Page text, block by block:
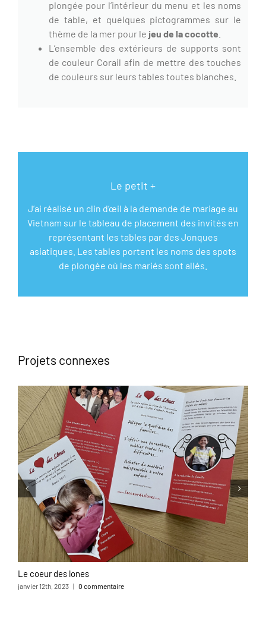
plongée pour l’intérieur du menu et les noms
de table, et quelques pictogrammes sur le
thème de la mer pour le jeu de la cocotte
L’ensemble des extérieurs de supports sont
de couleur Corailafin de mettre des touches
de couleurs sur leurs tables toutes blanches.
Le petit +
J’ai réalisé un clin d’œil à la demande de mariage au
Vietnam sur le tableau de placement des invités en
représentant les tables par des Jonques
asiatiques. Les tables portent les noms des spots
de plongée où les mariés sont allés.
Projets connexes
Le coeur des lones
janvier 12th, 2023 | 0 commentaire